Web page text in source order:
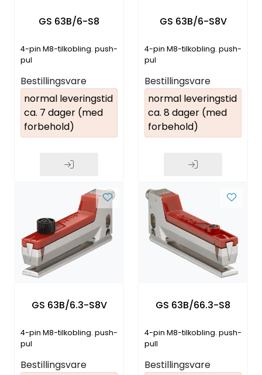
GS 63B/6-S8
4-pin M8-tilkobling. push-
pul
Bestillingsvare
normal leveringstid
ca. 7 dager (med
forbehold)
GS 63B/6-S8V
4-pin M8-tilkobling. push-
pul
Bestillingsvare
normal leveringstid
ca. 8 dager (med
forbehold)
GS 63B/6.3-S8V
4-pin M8-tilkobling. push-
pul
Bestillingsvare
GS 63B/66.3-S8
4-pin M8-tilkobling. push-
pull
Bestillingsvare